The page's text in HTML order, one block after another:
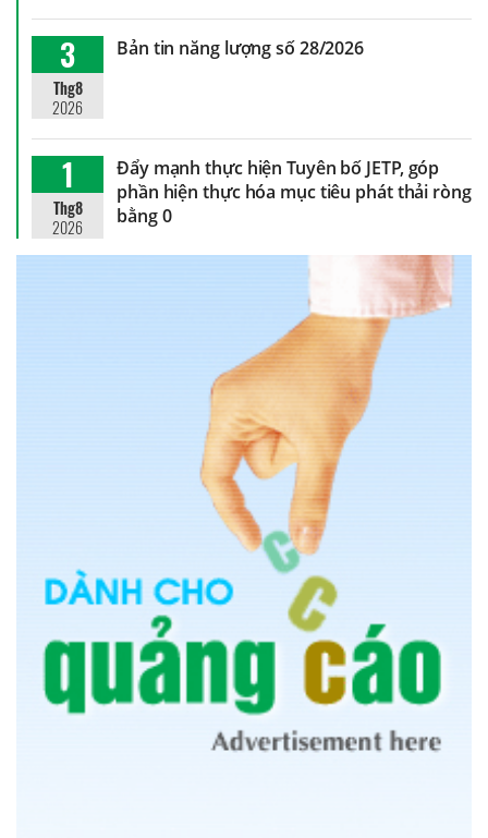
3
Thg8
2026
Bản tin năng lượng số 28/2026
1
Thg8
2026
Đẩy mạnh thực hiện Tuyên bố JETP, góp
phần hiện thực hóa mục tiêu phát thải ròng
bằng 0